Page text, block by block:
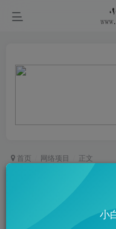
首页 网络项目 正文
小说推文知乎中长
小